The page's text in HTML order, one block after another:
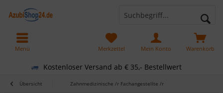
Kostenloser Versand ab € 35,- Bestellwert
Warenkorb
Merkzettel Mein Konto
Menü
Übersicht Zahnmedizinische /r Fachangestellte /r